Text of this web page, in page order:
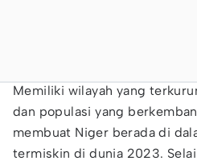
Memiliki wilayah yang
dan populasi yang
membuat Niger berada di
termiskin di dunia 2023.